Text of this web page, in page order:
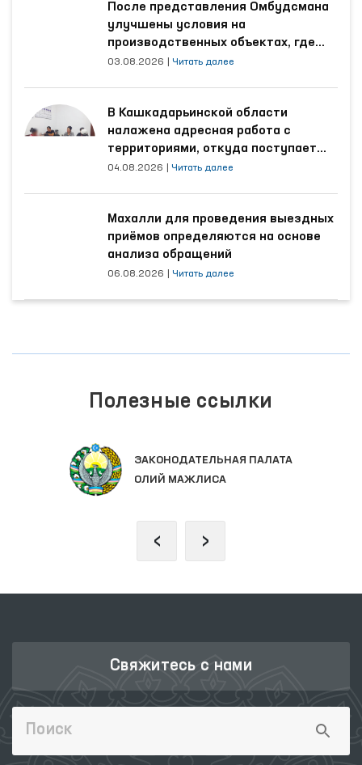
также областных филиалов психиатрической
службы и наркологической службы
Республиканского специализированного
После представления Омбудсмана
улучшены условия на
производственных объектах, где
трудятся осуждённые
03.08.2026 Читать далее
В Кашкадарьинской области
налажена адресная работа с
территориями, откуда поступает
наибольшее количество обращений
04.08.2026 Читать далее
Махалли для проведения выездных
приёмов определяются на основе
анализа обращений
06.08.2026 Читать далее
Полезные ссылки
ЗАКОНОДАТЕЛЬНАЯ ПАЛАТА
ОЛИЙ МАЖЛИСА
‹ ›
Свяжитесь с нами